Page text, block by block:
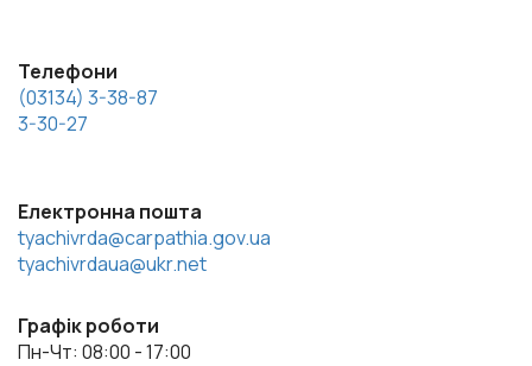
Телефони
(03134) 3-38-87
3-30-27
Електронна пошта
tyachivrda@carpathia.gov.ua
tyachivrdaua@ukr.net
Графік роботи
Пн-Чт: 08:00 - 17:00